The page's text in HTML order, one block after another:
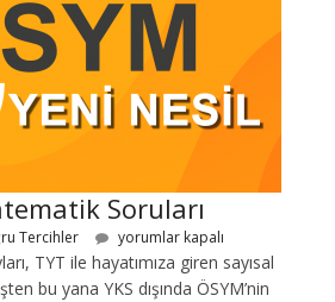
Soruları
Tercihler yorumlar kapalı
TYT ile hayatımıza giren sayısal
bu yana YKS dışında ÖSYM’nin